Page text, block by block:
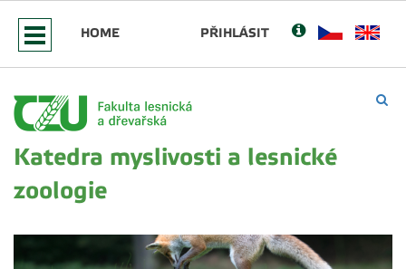
HOME PŘIHLÁSIT
Katedra myslivosti a lesnické
zoologie